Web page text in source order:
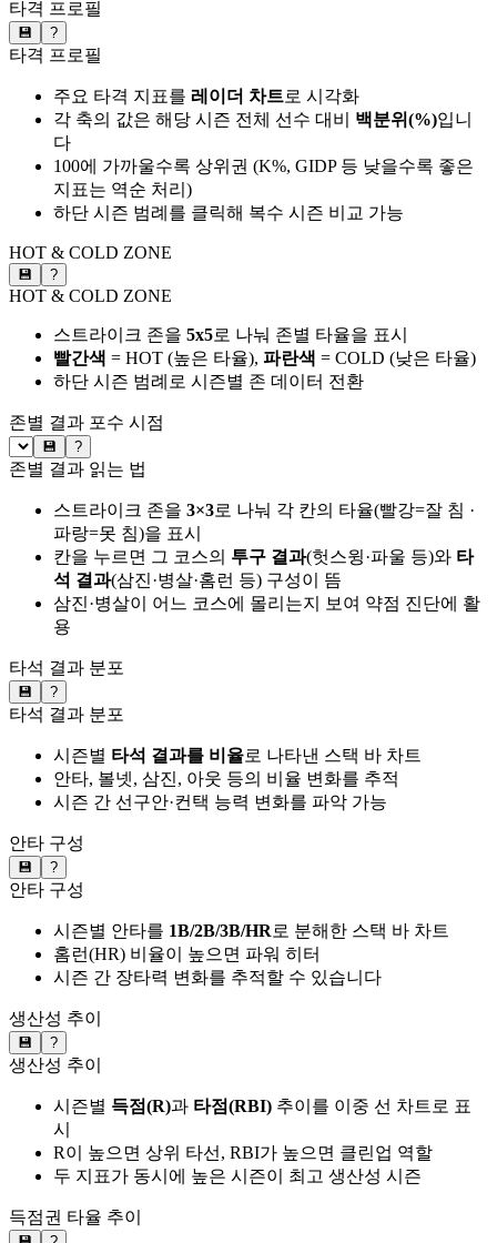
타격 프로필
💾 ?
타격 프로필
주요 타격 지표를 레이더 차트로 시각화
각 축의 값은 해당 시즌 전체 선수 대비 백분위(%)입니
다
100에 가까울수록 상위권 (K%, GIDP 등 낮을수록 좋은
지표는 역순 처리)
하단 시즌 범례를 클릭해 복수 시즌 비교 가능
HOT & COLD ZONE
💾 ?
HOT & COLD ZONE
스트라이크 존을 5x5로 나눠 존별 타율을 표시
빨간색 = HOT (높은 타율), 파란색 = COLD (낮은 타율)
하단 시즌 범례로 시즌별 존 데이터 전환
존별 결과 포수 시점
💾 ?
존별 결과 읽는 법
스트라이크 존을 3×3로 나눠 각 칸의 타율(빨강=잘 침 ·
파랑=못 침)을 표시
칸을 누르면 그 코스의 투구 결과(헛스윙·파울 등)와 타
석 결과(삼진·병살·홈런 등) 구성이 뜸
삼진·병살이 어느 코스에 몰리는지 보여 약점 진단에 활
용
타석 결과 분포
💾 ?
타석 결과 분포
시즌별 타석 결과를 비율로 나타낸 스택 바 차트
안타, 볼넷, 삼진, 아웃 등의 비율 변화를 추적
시즌 간 선구안·컨택 능력 변화를 파악 가능
안타 구성
💾 ?
안타 구성
시즌별 안타를 1B/2B/3B/HR로 분해한 스택 바 차트
홈런(HR) 비율이 높으면 파워 히터
시즌 간 장타력 변화를 추적할 수 있습니다
생산성 추이
💾 ?
생산성 추이
시즌별 득점(R)과 타점(RBI) 추이를 이중 선 차트로 표
시
R이 높으면 상위 타선, RBI가 높으면 클린업 역할
두 지표가 동시에 높은 시즌이 최고 생산성 시즌
득점권 타율 추이